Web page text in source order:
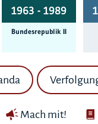
1963 - 1989
Bundes­republik II
Mach mit!